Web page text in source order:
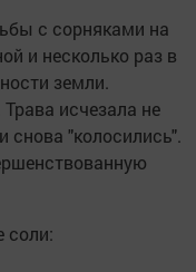
с сорняками на
и несколько раз в
земли.
исчезала не
снова "колосились".
соли: